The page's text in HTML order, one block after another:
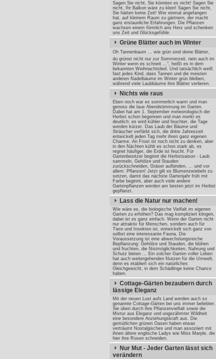
Sagen Sie nicht, Sie könnten es nicht! Sagen Sie
nicht, Ihr Balkon wäre zu klein! Sagen Sie nicht,
Sie hätten keine Zeit! Wer einmal angefangen
hat, auf kleinem Raum zu gärtnern, der macht
ganz erstaunliche Erfahrungen. Die Pflanzen
wachsen einem förmlich ans Herz und schenken
uns Zeit und Glücksgefühle.
Grüne Blätter auch im Winter
Oh Tannenbaum ... wie grün sind deine Blätter,
du grünst nicht nur zur Sommerzeit, nein auch im
Winter wenn es schneit ...", heißt es in dem
bekannten Weihnachtslied. Und tatsächlich weiß
fast jedes Kind, dass Tannen und die meisten
anderen Nadelbäume im Winter grün bleiben,
während viele Laubbäume ihre Blätter verlieren.
Nichts wie raus
Eben noch war es sommerlich warm und man
genoss die laue Abendstimmung im Garten.
Dabei hat am 1. September meteorologisch der
Herbst schon begonnen und man merkt es
deutlich: es wird kühler und feuchter, die Tage
werden kürzer. Das Laub der Bäume und
Sträucher verfärbt sich, die dritte Jahreszeit
entwickelt jeden Tag mehr ihren ganz eigenen
Charme. An Frost ist noch nicht zu denken, aber
in den Nächten kühlt es schon stark ab, es
regnet häufiger, die Erde ist feucht. Für
Gartenbesitzer beginnt die Herbstsaison - Laub
sammeln, Gehölze und Stauden
zurückschneiden, Gräser aufbinden, ... und vor
allem: Pflanzen! Jetzt gilt es Blumenzwiebeln zu
setzen, damit das nächste Gartenjahr früh mit
Farbe beginnt, aber auch viele andere
Gartenpflanzen werden am besten jetzt im Herbst
gepflanzt.
Lass die Natur nur machen!
Wie wäre es, die biologische Vielfalt im eigenen
Garten zu erhöhen? Das mag kompliziert klingen,
dabei ist es ganz einfach. Wenn der Garten nicht
nur attraktiv für Menschen, sondern auch für
Tiere und Insekten ist, entwickelt sich ganz von
selbst eine interessante Fauna. Die
Voraussetzung ist eine abwechslungsreiche
Bepflanzung: Gehölze und Stauden, die blühen
und fruchten, die Nistmöglichkeiten, Nahrung und
Schutz bieten ... Ein solcher Garten voller Leben
hat auch weitergehenden Nutzen für die Umwelt,
denn es etabliert sich ein natürliches
Gleichgewicht, in dem Schädlinge keine Chance
haben.
Cottage-Gärten bezaubern durch
lässige Eleganz
Mit der neuen Lust aufs Land werden auch so
genannte Cottage-Gärten bei uns immer beliebter.
Sie üben durch ihre Pflanzenvielfalt sowie die
Mixtur aus Eleganz und ungezähmter Wildheit
eine besondere Anziehungskraft aus. Die
gemütlichen grünen Oasen haben etwas
verträumt Nostalgisches und man assoziiert mit
ihnen ältere englische Ladys wie Miss Marple, die
hier ihre Rosen schneiden.
Nur Mut - Jeder Garten lässt sich
verändern